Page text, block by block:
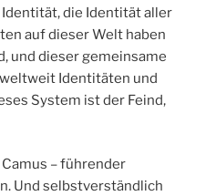
die Identität aller
auf dieser Welt haben
und dieser gemeinsame
Identitäten und
System ist der Feind,
– führender
Und selbstverständlich